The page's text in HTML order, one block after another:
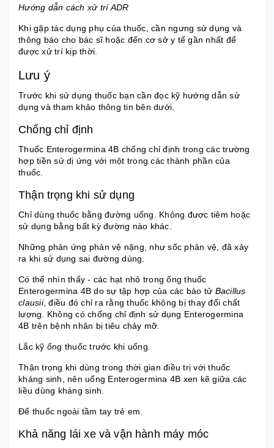
Hướng dẫn cách xử trí ADR
Khi gặp tác dụng phụ của thuốc, cần ngưng sử dụng và
thông báo cho bác sĩ hoặc đến cơ sở y tế gần nhất để
được xử trí kịp thời.
Lưu ý
Trước khi sử dụng thuốc bạn cần đọc kỹ hướng dẫn sử
dụng và tham khảo thông tin bên dưới.
Chống chỉ định
Thuốc Enterogermina 4B chống chỉ định trong các trường
hợp tiền sử dị ứng với một trong các thành phần của
thuốc.
Thận trọng khi sử dụng
Chỉ dùng thuốc bằng đường uống. Không được tiêm hoặc
sử dụng bằng bất kỳ đường nào khác.
Những phản ứng phản vệ nặng, như sốc phản vệ, đã xảy
ra khi sử dụng sai đường dùng.
Có thể nhìn thấy - các hạt nhỏ trong ống thuốc
Enterogermina 4B do sự tập hợp của các bào tử Bacillus
clausii, điều đó chỉ ra rằng thuốc không bị thay đổi chất
lượng. Không có chống chỉ định sử dụng Enterogermina
4B trên bệnh nhân bị tiêu chảy mỡ.
Lắc kỹ ống thuốc trước khi uống.
Thận trọng khi dùng trong thời gian điều trị với thuốc
kháng sinh, nên uống Enterogermina 4B xen kẽ giữa các
liều dùng kháng sinh.
Để thuốc ngoài tầm tay trẻ em.
Khả năng lái xe và vận hành máy móc